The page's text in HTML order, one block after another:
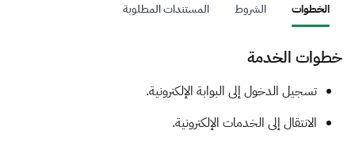
الخطوات الشروط المستندات المطلوبة
خطوات الخدمة
​​​تسجيل الدخول إلى البوابة الإلكترونية.
الانتقال إلى الخدمات الإلكترونية.